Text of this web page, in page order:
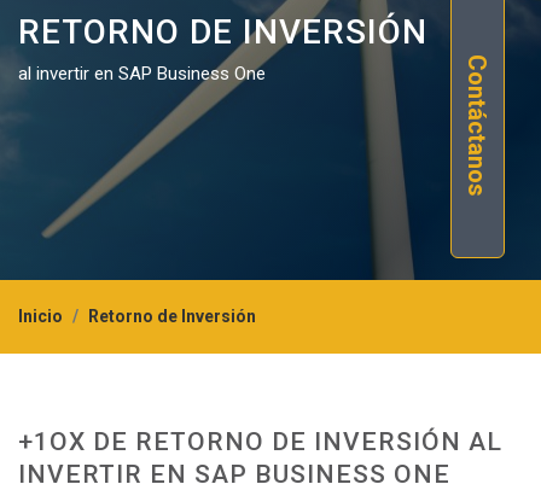
RETORNO DE INVERSIÓN
al invertir en SAP Business One
Inicio Retorno de Inversión
+1OX DE RETORNO DE INVERSIÓN AL
INVERTIR EN SAP BUSINESS ONE
Contáctanos